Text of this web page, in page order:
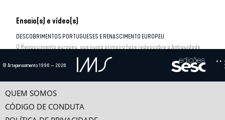
Ensaio(s) e vídeo(s)
DESCOBRIMENTOS PORTUGUESES E RENASCIMENTO EUROPEU
O Renascimento europeu, que numa primeira fase redescobre a Antiguidade
© Artepensamento 1996 — 2026
QUEM SOMOS
CÓDIGO DE CONDUTA